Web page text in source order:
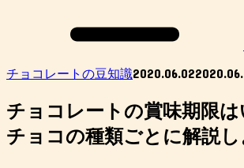
チョコレートの豆知識2020.06.02
チョコレートの賞味期限は
チョコの種類ごとに解説し